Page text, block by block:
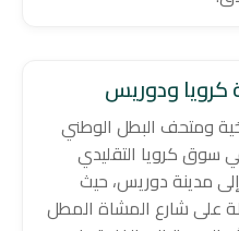
كرويا ودوريس
ومتحف البطل الوطني
سوق كرويا التقليدي
إلى مدينة دوريس، حيث
على شارع المشاة المطل